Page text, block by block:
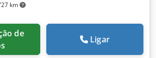
km
Ligar